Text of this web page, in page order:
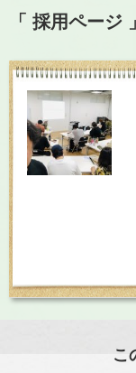
「 採用ページ
こ